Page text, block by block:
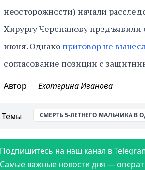
неосторожности) начали
Хирургу Черепанову
июня. Однако приговор не
согласование позиции с
Автор Екатерина Иванова
Темы СМЕРТЬ 5-ЛЕТНЕГО МАЛЬЧИКА В
Подпишитесь на наш канал в
Самые важные новости дня —